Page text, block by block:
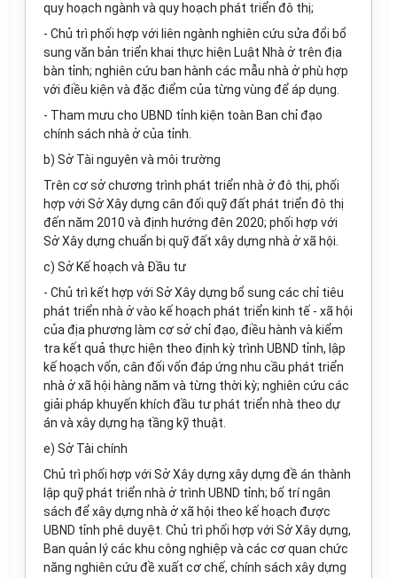
quy hoạch ngành và quy hoạch phát triển đô thị;
- Chủ trì phối hợp với liên ngành nghiên cứu sửa đổi bổ
sung văn bản triển khai thực hiện Luật Nhà ở trên địa
bàn tỉnh; nghiên cứu ban hành các mẫu nhà ở phù hợp
với điều kiện và đặc điểm của từng vùng để áp dụng.
- Tham mưu cho UBND tỉnh kiện toàn Ban chỉ đạo
chính sách nhà ở của tỉnh.
b) Sở Tài nguyên và môi trường
Trên cơ sở chương trình phát triển nhà ở đô thị, phối
hợp với Sở Xây dựng cân đối quỹ đất phát triển đô thị
đến năm 2010 và định hướng đên 2020; phối hợp với
Sở Xây dựng chuẩn bị quỹ đất xây dựng nhà ở xã hội.
c) Sở Kế hoạch và Đầu tư
- Chủ trì kết hợp với Sở Xây dựng bổ sung các chỉ tiêu
phát triển nhà ở vào kế hoạch phát triển kinh tế - xã hội
của địa phương làm cơ sở chỉ đạo, điều hành và kiểm
tra kết quả thực hiện theo định kỳ trình UBND tỉnh, lập
kế hoạch vốn, cân đối vốn đáp ứng nhu cầu phát triển
nhà ở xã hội hàng năm và từng thời kỳ; nghiên cứu các
giải pháp khuyến khích đầu tư phát triển nhà theo dự
án và xây dựng hạ tầng kỹ thuật.
e) Sở Tài chính
Chủ trì phối hợp với Sở Xây dựng xây dựng đề án thành
lập quỹ phát triển nhà ở trình UBND tỉnh; bố trí ngân
sách để xây dựng nhà ở xã hội theo kế hoạch được
UBND tỉnh phê duyệt. Chủ trì phối hợp với Sở Xây dựng,
Ban quản lý các khu công nghiệp và các cơ quan chức
năng nghiên cứu đề xuất cơ chế, chính sách xây dựng